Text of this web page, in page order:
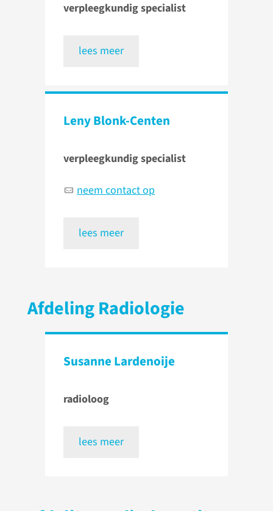
verpleegkundig specialist
lees meer
Leny Blonk-Centen
verpleegkundig specialist
neem contact op
lees meer
Afdeling Radiologie
Susanne Lardenoije
radioloog
lees meer